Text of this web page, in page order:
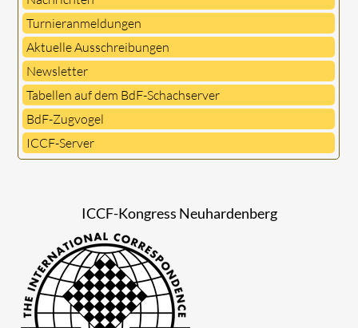
Turnieranmeldungen
Aktuelle Ausschreibungen
Newsletter
Tabellen auf dem BdF-Schachserver
BdF-Zugvogel
ICCF-Server
ICCF-Kongress Neuhardenberg